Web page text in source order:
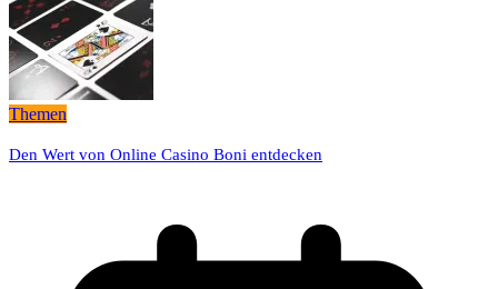
Themen
Den Wert von Online Casino Boni entdecken